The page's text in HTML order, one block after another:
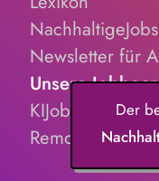
Newsletter für
Unsere
KIJobs.de
RemoteJobs.de
Der